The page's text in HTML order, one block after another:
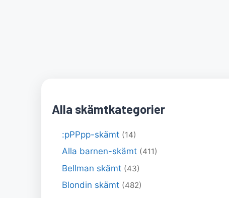
Alla skämtkategorier
:pPPpp-skämt (14)
Alla barnen-skämt (411)
Bellman skämt (43)
Blondin skämt (482)